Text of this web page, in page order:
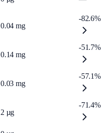
0.04 mg
-82.6%
0.14 mg
-51.7%
0.03 mg
-57.1%
2 µg
-71.4%